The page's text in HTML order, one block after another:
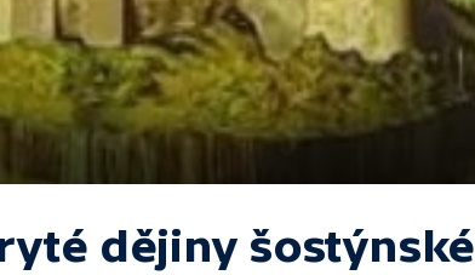
dějiny šostýnské